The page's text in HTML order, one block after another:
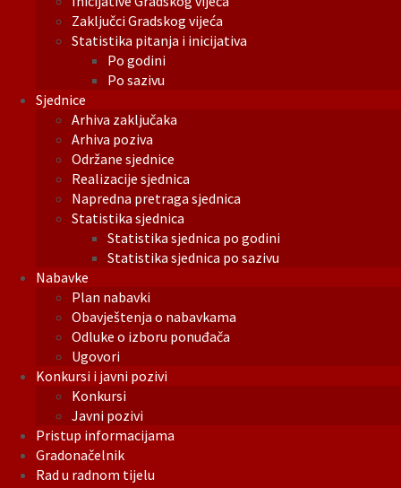
Zaključci Gradskog vijeća
Statistika pitanja i inicijativa
Po godini
Po sazivu
Sjednice
Arhiva zaključaka
Arhiva poziva
Održane sjednice
Realizacije sjednica
Napredna pretraga sjednica
Statistika sjednica
Statistika sjednica po godini
Statistika sjednica po sazivu
Nabavke
Plan nabavki
Obavještenja o nabavkama
Odluke o izboru ponuđača
Ugovori
Konkursi i javni pozivi
Konkursi
Javni pozivi
Pristup informacijama
Gradonačelnik
Rad u radnom tijelu